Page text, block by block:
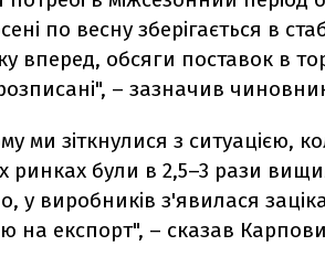
по весну зберігається в
вперед, обсяги поставок в
– зазначив
ми зіткнулися з ситуацією,
ринках були в 2,5–3 рази
у виробників з'явилася
на експорт", – сказав